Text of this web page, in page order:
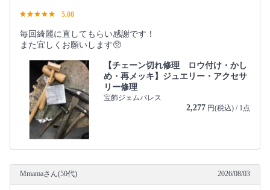
5.00
毎回綺麗に直してもらい感謝です！
また宜しくお願いします🥺
【チェーン切れ修理 ロウ付け・かし
め・再メッキ】ジュエリー・アクセサ
リー修理
宝飾ジェムパレス
2,277 円(税込) / 1点
Mmamaさん(50代) 2026/08/03